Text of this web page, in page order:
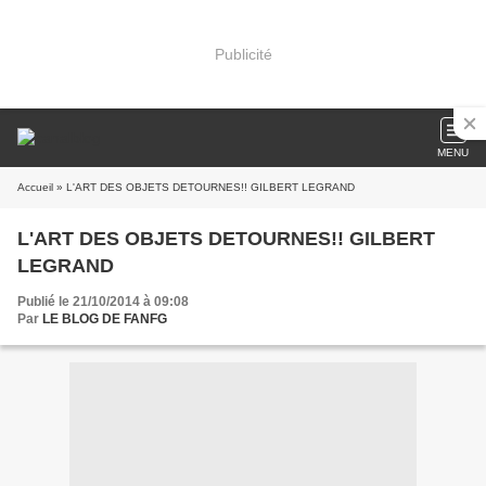
Publicité
MENU
Accueil » L'ART DES OBJETS DETOURNES!! GILBERT LEGRAND
L'ART DES OBJETS DETOURNES!! GILBERT
LEGRAND
Publié le 21/10/2014 à 09:08
Par LE BLOG DE FANFG